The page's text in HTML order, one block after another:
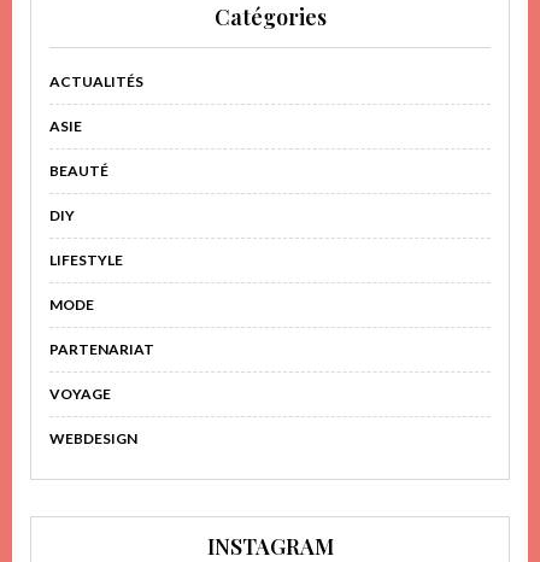
Catégories
ACTUALITÉS
ASIE
BEAUTÉ
DIY
LIFESTYLE
MODE
PARTENARIAT
VOYAGE
WEBDESIGN
INSTAGRAM